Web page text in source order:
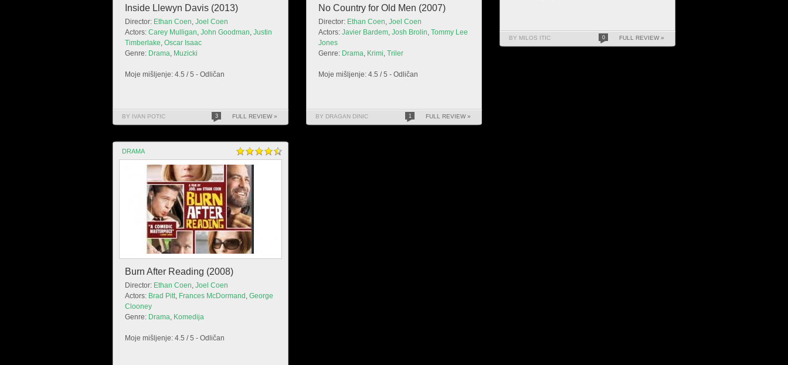
Inside Llewyn Davis (2013)
Director: Ethan Coen, Joel Coen
Actors: Carey Mulligan, John Goodman, Justin
Timberlake, Oscar Isaac
Genre: Drama, Muzicki
Moje mišljenje: 4.5 / 5 - Odličan
BY IVAN POTIC 3 FULL REVIEW »
No Country for Old Men (2007)
Director: Ethan Coen, Joel Coen
Actors: Javier Bardem, Josh Brolin, Tommy Lee
Jones
Genre: Drama, Krimi, Triler
Moje mišljenje: 4.5 / 5 - Odličan
BY DRAGAN DINIC 1 FULL REVIEW »
BY MILOS ITIC 0 FULL REVIEW »
DRAMA
Burn After Reading (2008)
Director: Ethan Coen, Joel Coen
Actors: Brad Pitt, Frances McDormand , George
Clooney
Genre: Drama, Komedija
Moje mišljenje: 4.5 / 5 - Odličan